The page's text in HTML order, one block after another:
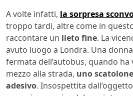
A volte infatti, la sorpresa
troppo tardi, altre come in
raccontare un lieto fine. La
avuto luogo a Londra. Una
fermata dell’autobus, quando
mezzo alla strada, uno
adesivo. Insospettita